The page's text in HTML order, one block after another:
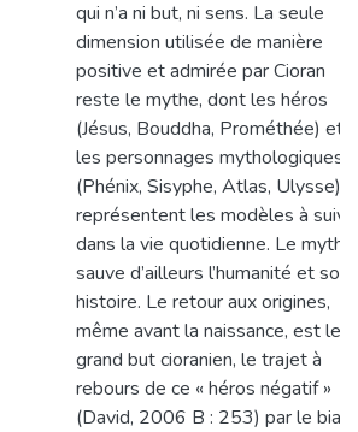
qui n’a ni but, ni sens. La seule
dimension utilisée de manière
positive et admirée par Cioran
reste le mythe, dont les héros
(Jésus, Bouddha, Prométhée) et
les personnages mythologiques
(Phénix, Sisyphe, Atlas, Ulysse)
représentent les modèles à
dans la vie quotidienne. Le mythe
sauve d’ailleurs l’humanité et son
histoire. Le retour aux origines,
même avant la naissance, est le
grand but cioranien, le trajet à
rebours de ce « héros négatif »
(David, 2006 B : 253) par le biais